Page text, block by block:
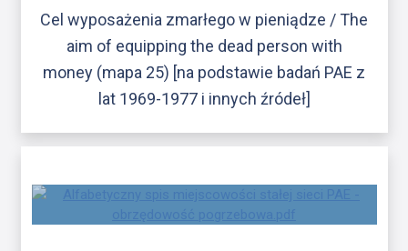
Cel wyposażenia zmarłego w pieniądze / The
aim of equipping the dead person with
money (mapa 25) [na podstawie badań PAE z
lat 1969-1977 i innych źródeł]